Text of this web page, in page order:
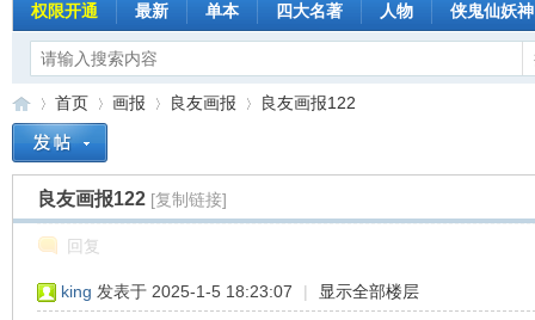
权限开通 最新 单本 四大名著 人物 侠鬼仙妖神
»
首页
›
画报
›
良友画报 良友画报122
良友画报122 [复制链接]
回复
king 发表于 2025-1-5 18:23:07 | 显示全部楼层